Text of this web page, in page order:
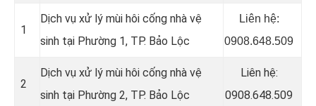
1
Dịch vụ xử lý mùi hôi cống nhà vệ
sinh tại Phường 1, TP. Bảo Lộc
Liên hệ:
0908.648.509
2
Dịch vụ xử lý mùi hôi cống nhà vệ
sinh tại Phường 2, TP. Bảo Lộc
Liên hệ:
0908.648.509